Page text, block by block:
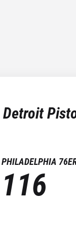
Detroit
PHILADELPHIA
116